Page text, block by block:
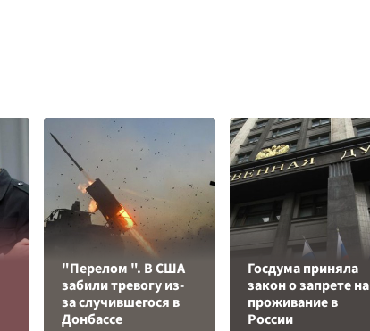
"Перелом ". В США
забили тревогу из-
за случившегося в
Донбассе
Госдума приняла
закон о запрете на
проживание в
России